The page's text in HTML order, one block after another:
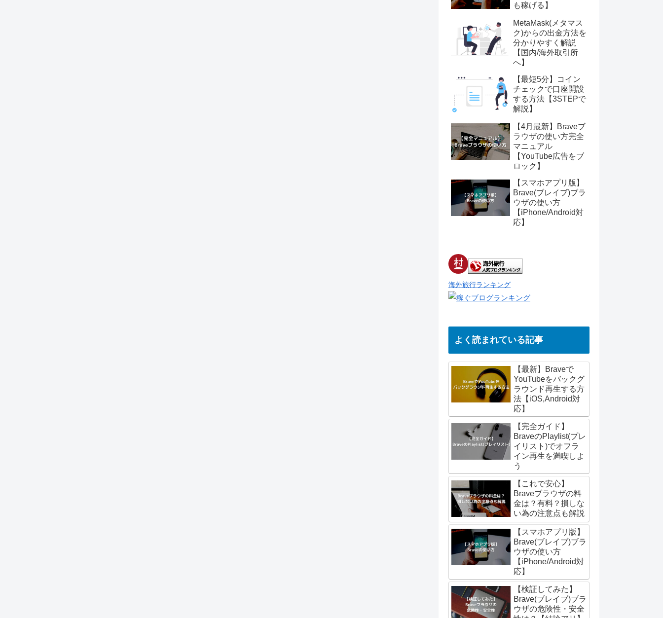
も稼げる】
MetaMask(メタマス
ク)からの出金方法を
分かりやすく解説
【国内/海外取引所
へ】
【最短5分】コイン
チェックで口座開設
する方法【3STEPで
解説】
【4月最新】Braveブ
ラウザの使い方完全
マニュアル
【YouTube広告をブ
ロック】
【スマホアプリ版】
Brave(ブレイブ)ブラ
ウザの使い方
【iPhone/Android対
応】
海外旅行ランキング
よく読まれている記事
【最新】Braveで
YouTubeをバックグ
ラウンド再生する方
法【iOS,Android対
応】
【完全ガイド】
BraveのPlaylist(プレ
イリスト)でオフラ
イン再生を満喫しよ
う
【これで安心】
Braveブラウザの料
金は？有料？損しな
い為の注意点も解説
【スマホアプリ版】
Brave(ブレイブ)ブラ
ウザの使い方
【iPhone/Android対
応】
【検証してみた】
Brave(ブレイブ)ブラ
ウザの危険性・安全